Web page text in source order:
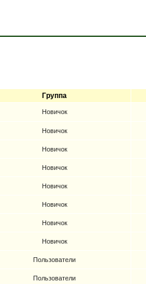
Группа
Новичок
Новичок
Новичок
Новичок
Новичок
Новичок
Новичок
Новичок
Пользователи
Пользователи